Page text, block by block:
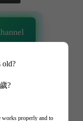
old?
?
works properly and to
驚喜💥